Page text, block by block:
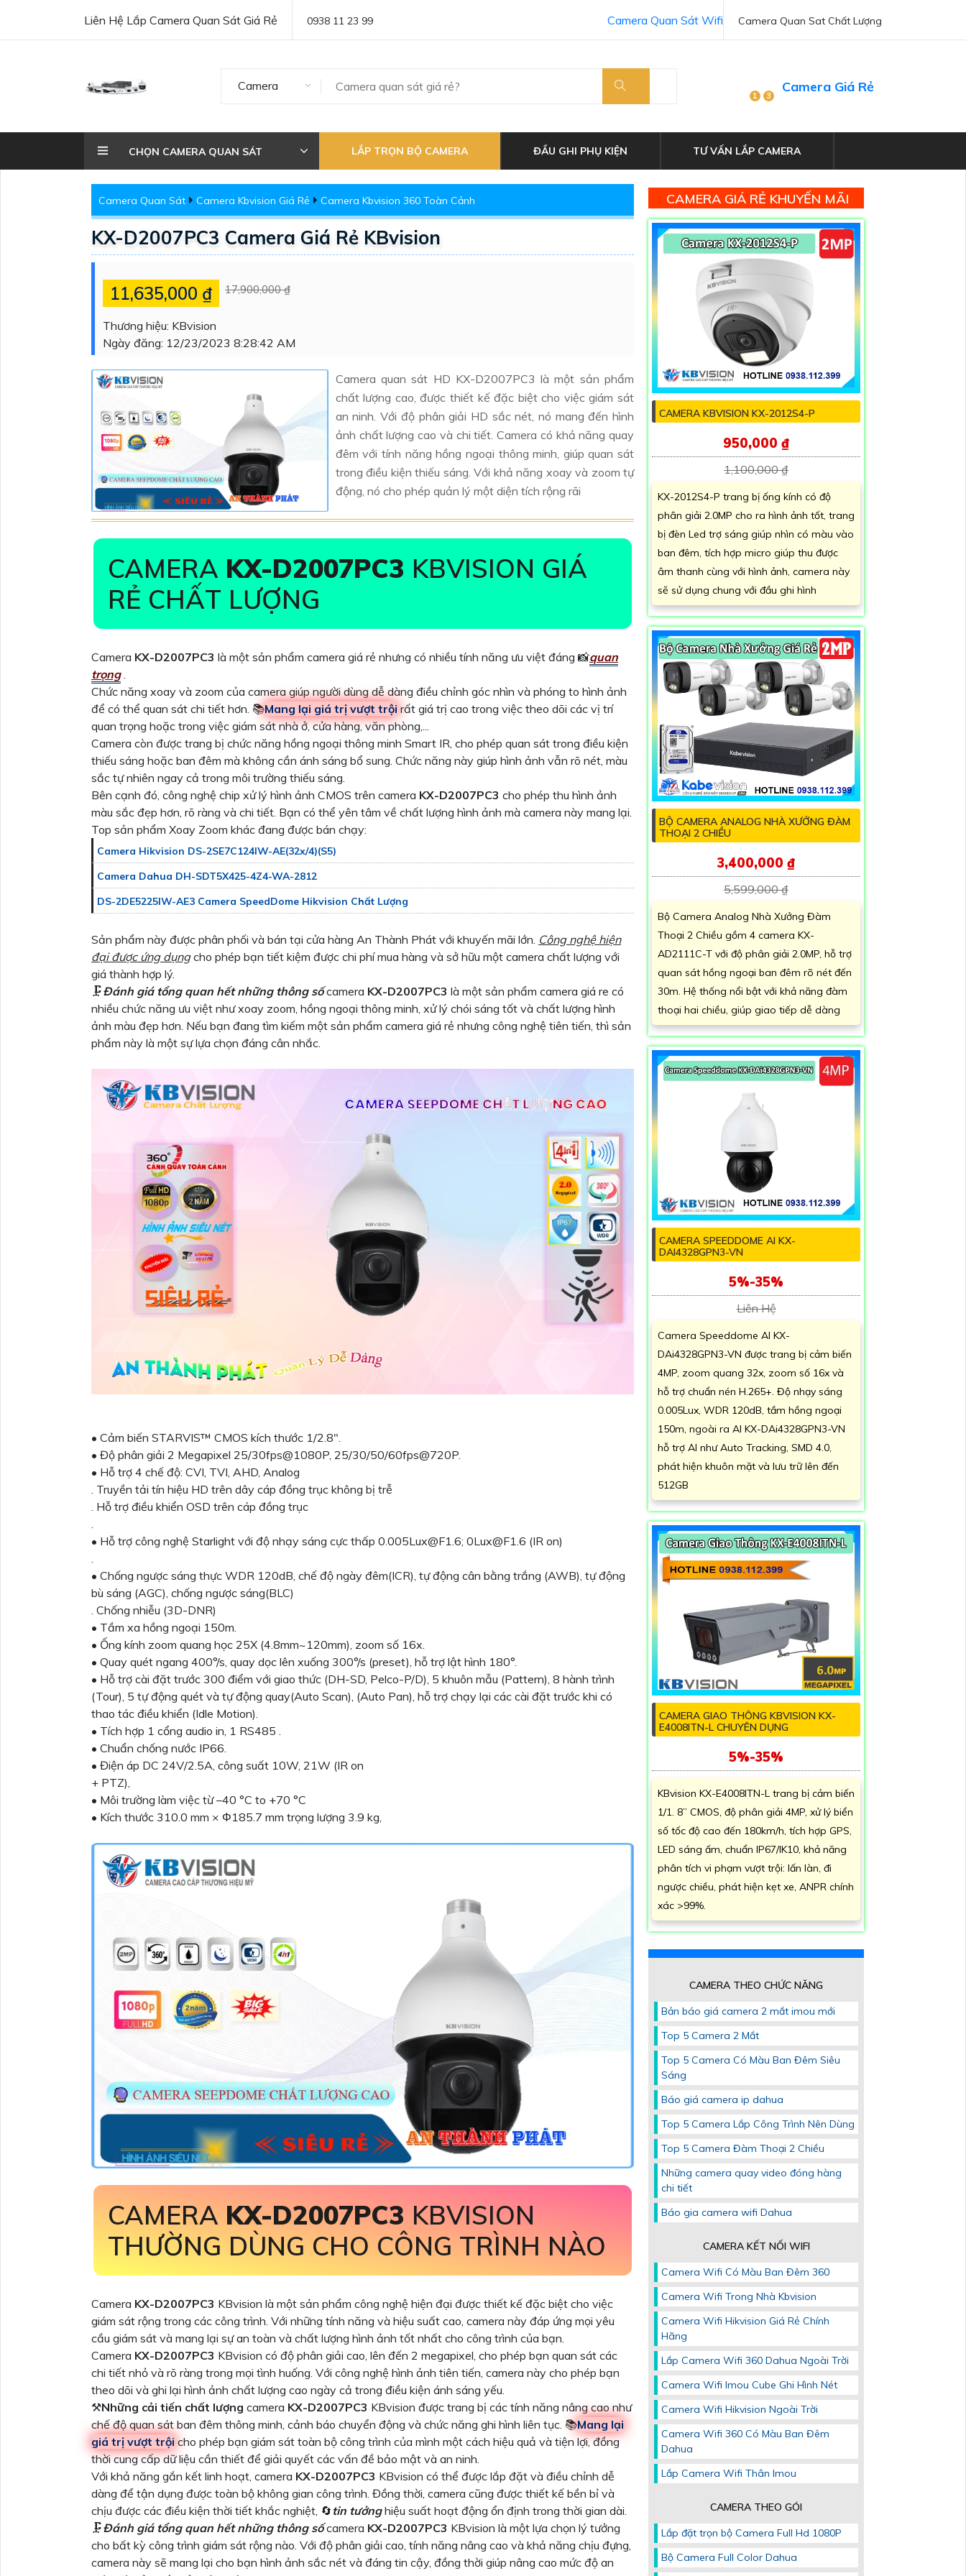
Liên Hệ Lắp Camera Quan Sát Giá Rẻ 0938 11 23 99 Camera Quan Sat Chất Lượng
Camera Quan Sát Wifi
Camera
1 3
Camera Giá Rẻ
CHỌN CAMERA QUAN SÁT LẮP TRỌN BỘ CAMERA ĐẦU GHI PHỤ KIỆN TƯ VẤN LẮP CAMERA
Camera Quan Sát Camera Kbvision Giá Rẻ Camera Kbvision 360 Toàn Cảnh
KX-D2007PC3 Camera Giá Rẻ KBvision
11,635,000 ₫ 17,900,000 ₫
Thương hiệu: KBvision
Ngày đăng: 12/23/2023 8:28:42 AM
Camera quan sát HD KX-D2007PC3 là một sản phẩm
chất lượng cao, được thiết kế đặc biệt cho việc giám sát
an ninh. Với độ phân giải HD sắc nét, nó mang đến hình
ảnh chất lượng cao và chi tiết. Camera có khả năng quay
đêm với tính năng hồng ngoại thông minh, giúp quan sát
trong điều kiện thiếu sáng. Với khả năng xoay và zoom tự
động, nó cho phép quản lý một diện tích rộng rãi
CAMERA KX-D2007PC3 KBVISION GIÁ
RẺ CHẤT LƯỢNG
Camera KX-D2007PC3 là một sản phẩm camera giá rẻ nhưng có nhiều tính năng ưu việt đáng 📸quan
trọng.
Chức năng xoay và zoom của camera giúp người dùng dễ dàng điều chỉnh góc nhìn và phóng to hình ảnh
để có thể quan sát chi tiết hơn. 📚Mang lại giá trị vượt trội rất giá trị cao trong việc theo dõi các vị trí
quan trọng hoặc trong việc giám sát nhà ở, cửa hàng, văn phòng,...
Camera còn được trang bị chức năng hồng ngoại thông minh Smart IR, cho phép quan sát trong điều kiện
thiếu sáng hoặc ban đêm mà không cần ánh sáng bổ sung. Chức năng này giúp hình ảnh vẫn rõ nét, màu
sắc tự nhiên ngay cả trong môi trường thiếu sáng.
Bên cạnh đó, công nghệ chip xử lý hình ảnh CMOS trên camera KX-D2007PC3 cho phép thu hình ảnh
màu sắc đẹp hơn, rõ ràng và chi tiết. Bạn có thể yên tâm về chất lượng hình ảnh mà camera này mang lại.
Top sản phẩm Xoay Zoom khác đang được bán chạy:
Camera Hikvision DS-2SE7C124IW-AE(32x/4)(S5)
Camera Dahua DH-SDT5X425-4Z4-WA-2812
DS-2DE5225IW-AE3 Camera SpeedDome Hikvision Chất Lượng
Sản phẩm này được phân phối và bán tại cửa hàng An Thành Phát với khuyến mãi lớn. Công nghệ hiện
đại được ứng dụngcho phép bạn tiết kiệm được chi phí mua hàng và sở hữu một camera chất lượng với
giá thành hợp lý.
🗜️Đánh giá tổng quan hết những thông sốcamera KX-D2007PC3 là một sản phẩm camera giá re có
nhiều chức năng ưu việt như xoay zoom, hồng ngoại thông minh, xử lý chói sáng tốt và chất lượng hình
ảnh màu đẹp hơn. Nếu bạn đang tìm kiếm một sản phẩm camera giá rẻ nhưng công nghệ tiên tiến, thì sản
phẩm này là một sự lựa chọn đáng cân nhắc.
• Cảm biến STARVIS™ CMOS kích thước 1/2.8".
• Độ phân giải 2 Megapixel 25/30fps@1080P, 25/30/50/60fps@720P.
• Hỗ trợ 4 chế độ: CVI, TVI, AHD, Analog
. Truyền tải tín hiệu HD trên dây cáp đồng trục không bị trễ
. Hỗ trợ điều khiển OSD trên cáp đồng trục
• Hỗ trợ công nghệ Starlight với độ nhạy sáng cực thấp 0.005Lux@F1.6; 0Lux@F1.6 (IR on)
• Chống ngược sáng thực WDR 120dB, chế độ ngày đêm(ICR), tự động cân bằng trắng (AWB), tự động
bù sáng (AGC), chống ngược sáng(BLC)
. Chống nhiễu (3D-DNR)
• Tầm xa hồng ngoại 150m.
• Ống kính zoom quang học 25X (4.8mm~120mm), zoom số 16x.
• Quay quét ngang 400°/s, quay dọc lên xuống 300°/s (preset), hỗ trợ lật hình 180°.
• Hỗ trợ cài đặt trước 300 điểm với giao thức (DH-SD, Pelco-P/D), 5 khuôn mẫu (Pattern), 8 hành trình
(Tour), 5 tự động quét và tự động quay(Auto Scan), (Auto Pan), hỗ trợ chạy lại các cài đặt trước khi có
thao tác điều khiển (Idle Motion).
• Tích hợp 1 cổng audio in, 1 RS485 .
• Chuẩn chống nước IP66.
• Điện áp DC 24V/2.5A, công suất 10W, 21W (IR on
+ PTZ),
• Môi trường làm việc từ –40 °C to +70 °C
• Kích thước 310.0 mm × Φ185.7 mm trọng lượng 3.9 kg,
CAMERA KX-D2007PC3 KBVISION
THƯỜNG DÙNG CHO CÔNG TRÌNH NÀO
Camera KX-D2007PC3 KBvision là một sản phẩm công nghệ hiện đại được thiết kế đặc biệt cho việc
giám sát rộng trong các công trình. Với những tính năng và hiệu suất cao, camera này đáp ứng mọi yêu
cầu giám sát và mang lại sự an toàn và chất lượng hình ảnh tốt nhất cho công trình của bạn.
Camera KX-D2007PC3 KBvision có độ phân giải cao, lên đến 2 megapixel, cho phép bạn quan sát các
chi tiết nhỏ và rõ ràng trong mọi tình huống. Với công nghệ hình ảnh tiên tiến, camera này cho phép bạn
theo dõi và ghi lại hình ảnh chất lượng cao ngày cả trong điều kiện ánh sáng yếu.
⚒Những cải tiến chất lượng camera KX-D2007PC3 KBvision được trang bị các tính năng nâng cao như
chế độ quan sát ban đêm thông minh, cảnh báo chuyển động và chức năng ghi hình liên tục. 📚Mang lại
giá trị vượt trội cho phép bạn giám sát toàn bộ công trình của mình một cách hiệu quả và tiện lợi, đồng
thời cung cấp dữ liệu cần thiết để giải quyết các vấn đề bảo mật và an ninh.
Với khả năng gắn kết linh hoạt, camera KX-D2007PC3 KBvision có thể được lắp đặt và điều chỉnh dễ
dàng để tận dụng được toàn bộ không gian công trình. Đồng thời, camera cũng được thiết kế bền bỉ và
chịu được các điều kiện thời tiết khắc nghiệt, 🔄 tin tưởnghiệu suất hoạt động ổn định trong thời gian dài.
🗜️Đánh giá tổng quan hết những thông sốcamera KX-D2007PC3 KBvision là một lựa chọn lý tưởng
cho bất kỳ công trình giám sát rộng nào. Với độ phân giải cao, tính năng nâng cao và khả năng chịu đựng,
camera này sẽ mang lại cho bạn hình ảnh sắc nét và đáng tin cậy, đồng thời giúp nâng cao mức độ an
CAMERA GIÁ RẺ KHUYẾN MÃI
CAMERA KBVISION KX-2012S4-P
950,000 ₫
1,100,000 ₫
KX-2012S4-P trang bị ống kính có độ
phân giải 2.0MP cho ra hình ảnh tốt, trang
bị đèn Led trợ sáng giúp nhìn có màu vào
ban đêm, tích hợp micro giúp thu được
âm thanh cùng với hình ảnh, camera này
sẽ sử dụng chung với đầu ghi hình
BỘ CAMERA ANALOG NHÀ XƯỞNG ĐÀM
THOẠI 2 CHIỀU
3,400,000 ₫
5,599,000 ₫
Bộ Camera Analog Nhà Xưởng Đàm
Thoại 2 Chiều gồm 4 camera KX-
AD2111C-T với độ phân giải 2.0MP, hỗ trợ
quan sát hồng ngoại ban đêm rõ nét đến
30m. Hệ thống nổi bật với khả năng đàm
thoại hai chiều, giúp giao tiếp dễ dàng
CAMERA SPEEDDOME AI KX-
DAI4328GPN3-VN
5%-35%
Liên Hệ
Camera Speeddome AI KX-
DAi4328GPN3-VN được trang bị cảm biến
4MP, zoom quang 32x, zoom số 16x và
hỗ trợ chuẩn nén H.265+. Độ nhạy sáng
0.005Lux, WDR 120dB, tầm hồng ngoại
150m, ngoài ra AI KX-DAi4328GPN3-VN
hỗ trợ AI như Auto Tracking, SMD 4.0,
phát hiện khuôn mặt và lưu trữ lên đến
512GB
CAMERA GIAO THÔNG KBVISION KX-
E4008ITN-L CHUYÊN DỤNG
5%-35%
KBvision KX-E4008ITN-L trang bị cảm biến
1/1. 8” CMOS, độ phân giải 4MP, xử lý biển
số tốc độ cao đến 180km/h, tích hợp GPS,
LED sáng ấm, chuẩn IP67/IK10, khả năng
phân tích vi phạm vượt trội: lấn làn, đi
ngược chiều, phát hiện kẹt xe, ANPR chính
xác >99%.
CAMERA THEO CHỨC NĂNG
Bản báo giá camera 2 mắt imou mới
Top 5 Camera 2 Mắt
Top 5 Camera Có Màu Ban Đêm Siêu
Sáng
Báo giá camera ip dahua
Top 5 Camera Lắp Công Trình Nên Dùng
Top 5 Camera Đàm Thoại 2 Chiều
Những camera quay video đóng hàng
chi tiết
Báo gia camera wifi Dahua
CAMERA KẾT NỐI WIFI
Camera Wifi Có Màu Ban Đêm 360
Camera Wifi Trong Nhà Kbvision
Camera Wifi Hikvision Giá Rẻ Chính
Hãng
Lắp Camera Wifi 360 Dahua Ngoài Trời
Camera Wifi Imou Cube Ghi Hình Nét
Camera Wifi Hikvision Ngoài Trời
Camera Wifi 360 Có Màu Ban Đêm
Dahua
Lắp Camera Wifi Thân Imou
CAMERA THEO GÓI
Lắp đặt trọn bộ Camera Full Hd 1080P
Bộ Camera Full Color Dahua